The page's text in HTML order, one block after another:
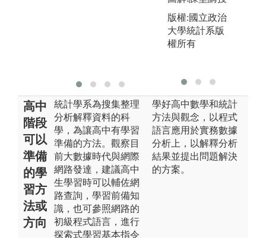
版權:國立政治
大學統計系版
權所有
高中
階段
可以
準備
的學
習方
法或
方向
統計學系為搜集整理
分析解釋資料的科
學，為讓高中有學習
準備的方法。觀察目
前大數據時代與網際
網路發達，建議高中
生學習時可以輔佐網
路查詢，學習前備知
識，也可參照網路的
初級程式語言，進行
探索式學習基本指令
學好高中數學和統計
方法與觀念，以程式
語言應用於實務數據
分析上，以解釋分析
結果並提出問題解決
的方案。